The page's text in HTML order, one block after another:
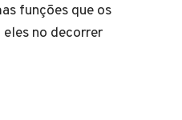
funções que os
no decorrer